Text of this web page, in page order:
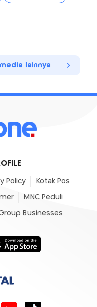
lainnya
Policy Kotak Pos
MNC Peduli
Group Businesses